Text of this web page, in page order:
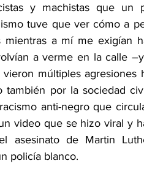
y machistas que un
tuve que ver cómo a
mientras a mí me exigían
a verme en la calle
múltiples agresiones
por la sociedad
anti-negro que
video que se hizo viral y
asesinato de Martin
policía blanco.